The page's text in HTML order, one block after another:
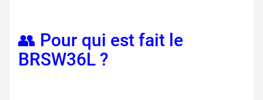
👥 Pour qui est fait le
BRSW36L ?